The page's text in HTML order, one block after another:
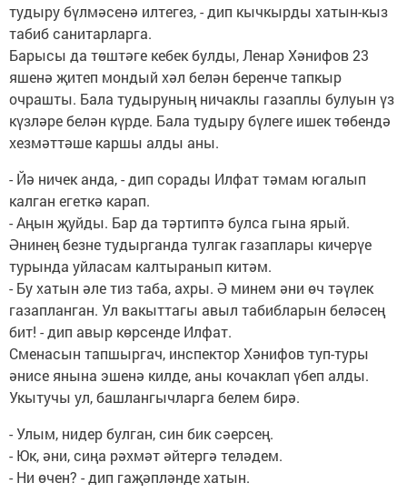
тудыру бүлмәсенә илтегез, - дип кычкырды хатын-кыз
табиб санитарларга.
Барысы да төштәге кебек булды, Ленар Хәнифов 23
яшенә җитеп мондый хәл белән беренче тапкыр
очрашты. Бала тудыруның ничаклы газаплы булуын үз
күзләре белән күрде. Бала тудыру бүлеге ишек төбендә
хезмәттәше каршы алды аны.
- Йә ничек анда, - дип сорады Илфат тәмам югалып
калган егеткә карап.
- Аңын җуйды. Бар да тәртиптә булса гына ярый.
Әнинең безне тудырганда тулгак газаплары кичерүе
турында уйласам калтыранып китәм.
- Бу хатын әле тиз таба, ахры. Ә минем әни өч тәүлек
газапланган. Ул вакыттагы авыл табибларын беләсең
бит! - дип авыр көрсенде Илфат.
Сменасын тапшыргач, инспектор Хәнифов туп-туры
әнисе янына эшенә килде, аны кочаклап үбеп алды.
Укытучы ул, башлангычларга белем бирә.
- Улым, нидер булган, син бик сәерсең.
- Юк, әни, сиңа рәхмәт әйтергә теләдем.
- Ни өчен? - дип гаҗәпләнде хатын.